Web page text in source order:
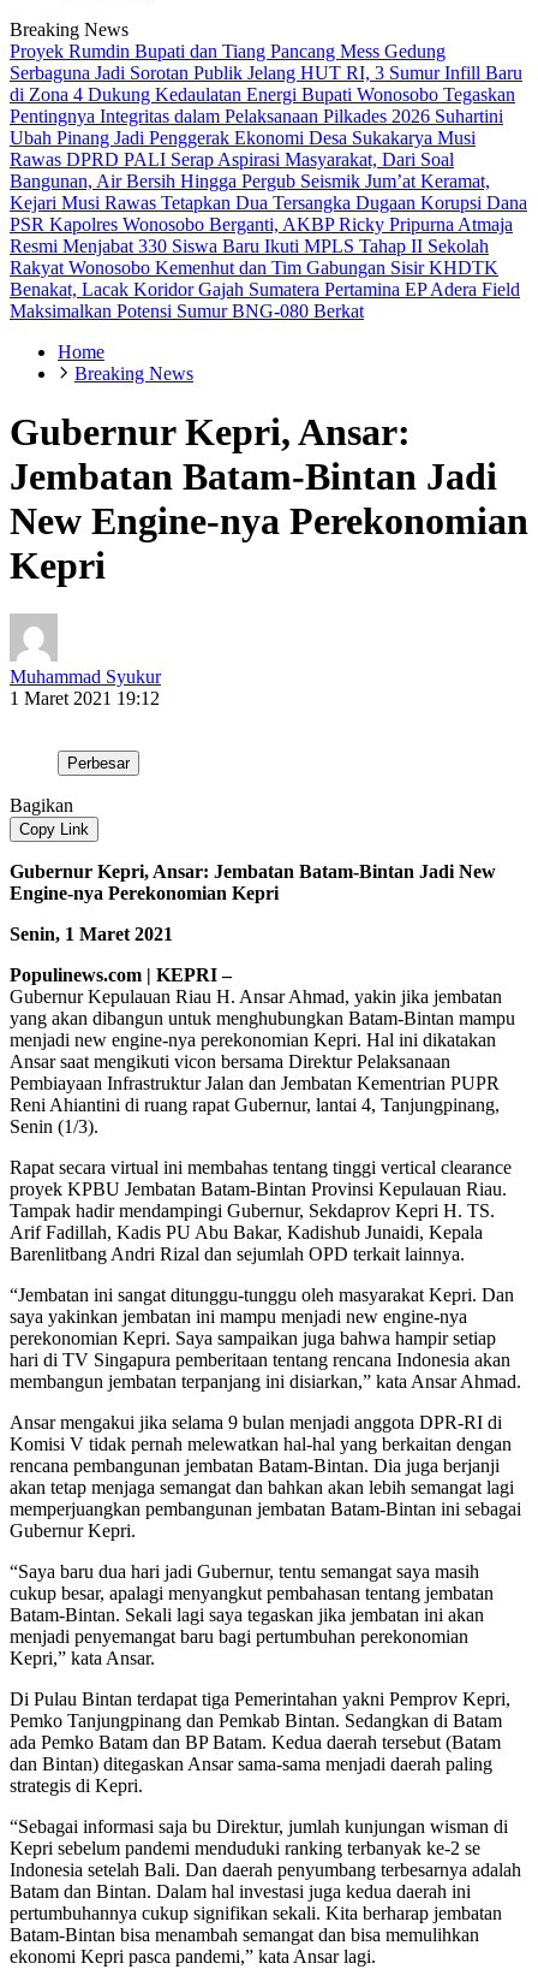
Breaking News
Proyek Rumdin Bupati dan Tiang Pancang Mess Gedung
Serbaguna Jadi Sorotan Publik Jelang HUT RI, 3 Sumur Infill Baru
di Zona 4 Dukung Kedaulatan Energi Bupati Wonosobo Tegaskan
Pentingnya Integritas dalam Pelaksanaan Pilkades 2026 Suhartini
Ubah Pinang Jadi Penggerak Ekonomi Desa Sukakarya Musi
Rawas DPRD PALI Serap Aspirasi Masyarakat, Dari Soal
Bangunan, Air Bersih Hingga Pergub Seismik Jum’at Keramat,
Kejari Musi Rawas Tetapkan Dua Tersangka Dugaan Korupsi Dana
PSR Kapolres Wonosobo Berganti, AKBP Ricky Pripurna Atmaja
Resmi Menjabat 330 Siswa Baru Ikuti MPLS Tahap II Sekolah
Rakyat Wonosobo Kemenhut dan Tim Gabungan Sisir KHDTK
Benakat, Lacak Koridor Gajah Sumatera Pertamina EP Adera Field
Maksimalkan Potensi Sumur BNG-080 Berkat
Home
Breaking News
Gubernur Kepri, Ansar:
Jembatan Batam-Bintan Jadi
New Engine-nya Perekonomian
Kepri
Muhammad Syukur
1 Maret 2021 19:12
Perbesar
Bagikan
Copy Link
Gubernur Kepri, Ansar: Jembatan Batam-Bintan Jadi New
Engine-nya Perekonomian Kepri
Senin, 1 Maret 2021
Populinews.com | KEPRI –
Gubernur Kepulauan Riau H. Ansar Ahmad, yakin jika jembatan
yang akan dibangun untuk menghubungkan Batam-Bintan mampu
menjadi new engine-nya perekonomian Kepri. Hal ini dikatakan
Ansar saat mengikuti vicon bersama Direktur Pelaksanaan
Pembiayaan Infrastruktur Jalan dan Jembatan Kementrian PUPR
Reni Ahiantini di ruang rapat Gubernur, lantai 4, Tanjungpinang,
Senin (1/3).
Rapat secara virtual ini membahas tentang tinggi vertical clearance
proyek KPBU Jembatan Batam-Bintan Provinsi Kepulauan Riau.
Tampak hadir mendampingi Gubernur, Sekdaprov Kepri H. TS.
Arif Fadillah, Kadis PU Abu Bakar, Kadishub Junaidi, Kepala
Barenlitbang Andri Rizal dan sejumlah OPD terkait lainnya.
“Jembatan ini sangat ditunggu-tunggu oleh masyarakat Kepri. Dan
saya yakinkan jembatan ini mampu menjadi new engine-nya
perekonomian Kepri. Saya sampaikan juga bahwa hampir setiap
hari di TV Singapura pemberitaan tentang rencana Indonesia akan
membangun jembatan terpanjang ini disiarkan,” kata Ansar Ahmad.
Ansar mengakui jika selama 9 bulan menjadi anggota DPR-RI di
Komisi V tidak pernah melewatkan hal-hal yang berkaitan dengan
rencana pembangunan jembatan Batam-Bintan. Dia juga berjanji
akan tetap menjaga semangat dan bahkan akan lebih semangat lagi
memperjuangkan pembangunan jembatan Batam-Bintan ini sebagai
Gubernur Kepri.
“Saya baru dua hari jadi Gubernur, tentu semangat saya masih
cukup besar, apalagi menyangkut pembahasan tentang jembatan
Batam-Bintan. Sekali lagi saya tegaskan jika jembatan ini akan
menjadi penyemangat baru bagi pertumbuhan perekonomian
Kepri,” kata Ansar.
Di Pulau Bintan terdapat tiga Pemerintahan yakni Pemprov Kepri,
Pemko Tanjungpinang dan Pemkab Bintan. Sedangkan di Batam
ada Pemko Batam dan BP Batam. Kedua daerah tersebut (Batam
dan Bintan) ditegaskan Ansar sama-sama menjadi daerah paling
strategis di Kepri.
“Sebagai informasi saja bu Direktur, jumlah kunjungan wisman di
Kepri sebelum pandemi menduduki ranking terbanyak ke-2 se
Indonesia setelah Bali. Dan daerah penyumbang terbesarnya adalah
Batam dan Bintan. Dalam hal investasi juga kedua daerah ini
pertumbuhannya cukup signifikan sekali. Kita berharap jembatan
Batam-Bintan bisa menambah semangat dan bisa memulihkan
ekonomi Kepri pasca pandemi,” kata Ansar lagi.